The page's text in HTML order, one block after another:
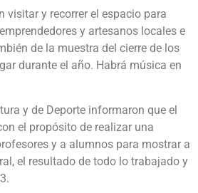
visitar y recorrer el espacio para
y artesanos locales e
de la muestra del cierre de los
durante el año. Habrá música en
y de Deporte informaron que el
el propósito de realizar una
y a alumnos para mostrar a
el resultado de todo lo trabajado y